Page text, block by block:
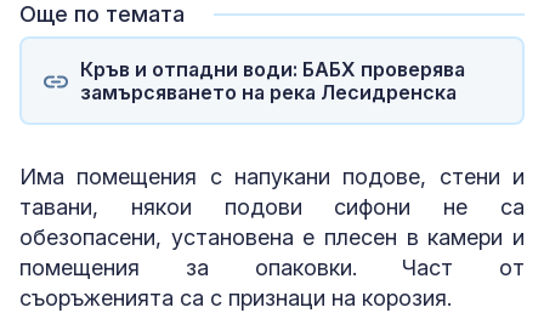
Още по темата
Кръв и отпадни води: БАБХ проверява
замърсяването на река Лесидренска
Има помещения с напукани подове, стени и
тавани, някои подови сифони не са
обезопасени, установена е плесен в камери и
помещения за опаковки. Част от
съоръженията са с признаци на корозия.